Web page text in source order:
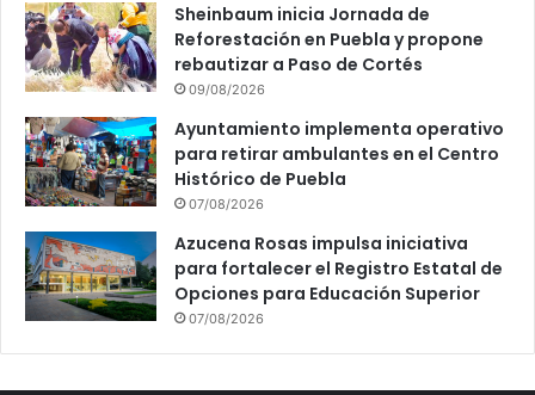
Sheinbaum inicia Jornada de
Reforestación en Puebla y propone
rebautizar a Paso de Cortés
09/08/2026
Ayuntamiento implementa operativo
para retirar ambulantes en el Centro
Histórico de Puebla
07/08/2026
Azucena Rosas impulsa iniciativa
para fortalecer el Registro Estatal de
Opciones para Educación Superior
07/08/2026